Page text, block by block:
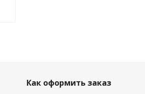
Как оформить заказ